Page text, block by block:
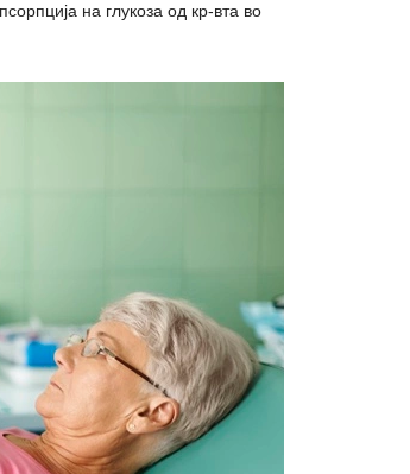
на глукоза од кр-вта во